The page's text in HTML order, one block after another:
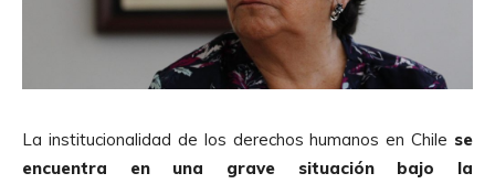
La institucionalidad de los derechos humanos en Chile se
encuentra en una grave situación bajo la